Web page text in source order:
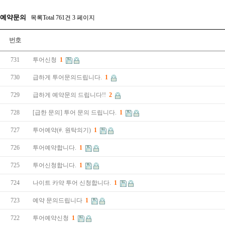
예약문의 목록Total 761건 3 페이지
번호
731 투어신청 1
730 급하게 투어문의드립니다. 1
729 급하게 예약문의 드립니다!! 2
728 [급한 문의] 투어 문의 드립니다. 1
727 투어예약(#. 원탁의기) 1
726 투어예약합니다. 1
725 투어신청합니다. 1
724 나이트 카약 투어 신청합니다. 1
723 예약 문의드립니다 1
722 투어예약신청 1